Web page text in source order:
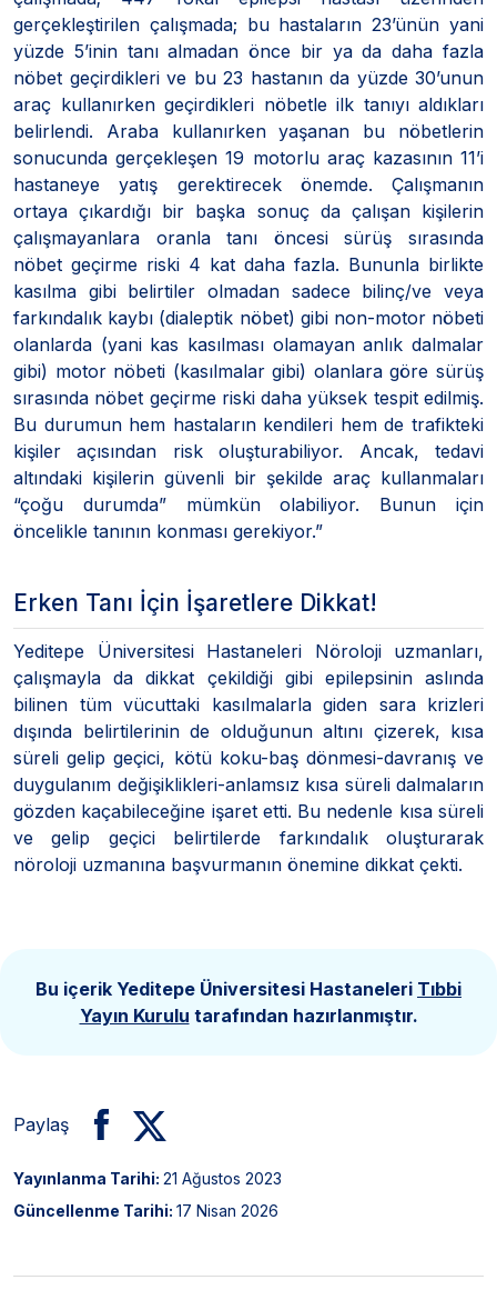
gerçekleştirilen çalışmada; bu hastaların 23’ünün yani
yüzde 5’inin tanı almadan önce bir ya da daha fazla
nöbet geçirdikleri ve bu 23 hastanın da yüzde 30’unun
araç kullanırken geçirdikleri nöbetle ilk tanıyı aldıkları
belirlendi. Araba kullanırken yaşanan bu nöbetlerin
sonucunda gerçekleşen 19 motorlu araç kazasının 11’i
hastaneye yatış gerektirecek önemde. Çalışmanın
ortaya çıkardığı bir başka sonuç da çalışan kişilerin
çalışmayanlara oranla tanı öncesi sürüş sırasında
nöbet geçirme riski 4 kat daha fazla. Bununla birlikte
kasılma gibi belirtiler olmadan sadece bilinç/ve veya
farkındalık kaybı (dialeptik nöbet) gibi non-motor nöbeti
olanlarda (yani kas kasılması olamayan anlık dalmalar
gibi) motor nöbeti (kasılmalar gibi) olanlara göre sürüş
sırasında nöbet geçirme riski daha yüksek tespit edilmiş.
Bu durumun hem hastaların kendileri hem de trafikteki
kişiler açısından risk oluşturabiliyor. Ancak, tedavi
altındaki kişilerin güvenli bir şekilde araç kullanmaları
“çoğu durumda” mümkün olabiliyor. Bunun için
öncelikle tanının konması gerekiyor.”
Erken Tanı İçin İşaretlere Dikkat!
Yeditepe Üniversitesi Hastaneleri Nöroloji uzmanları,
çalışmayla da dikkat çekildiği gibi epilepsinin aslında
bilinen tüm vücuttaki kasılmalarla giden sara krizleri
dışında belirtilerinin de olduğunun altını çizerek, kısa
süreli gelip geçici, kötü koku-baş dönmesi-davranış ve
duygulanım değişiklikleri-anlamsız kısa süreli dalmaların
gözden kaçabileceğine işaret etti. Bu nedenle kısa süreli
ve gelip geçici belirtilerde farkındalık oluşturarak
nöroloji uzmanına başvurmanın önemine dikkat çekti.
Bu içerik Yeditepe Üniversitesi Hastaneleri Tıbbi
Yayın Kurulu tarafından hazırlanmıştır.
Paylaş
Yayınlanma Tarihi: 21 Ağustos 2023
Güncellenme Tarihi: 17 Nisan 2026